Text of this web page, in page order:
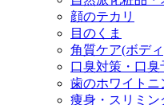
顔のテカリ
目のくま
角質ケア(ボデ
口臭対策・口臭
歯のホワイトニ
痩身・スリミン